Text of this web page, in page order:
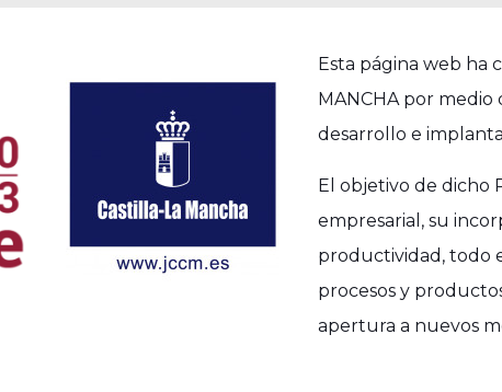
Esta página web ha
MANCHA por medio
desarrollo e
El objetivo de dicho
empresarial, su
productividad, todo
procesos y
apertura a nuevos